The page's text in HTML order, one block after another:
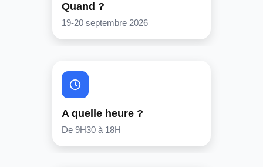
Quand ?
19-20 septembre 2026
A quelle heure ?
De 9H30 à 18H